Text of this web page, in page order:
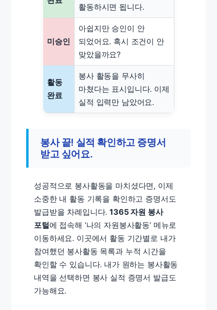
활동하시면 됩니다.
미승인
아쉽지만 승인이 안
되었어요. 혹시 조건이 안
맞았을까요?
활동
완료
봉사 활동을 무사히
마쳤다는 표시입니다. 이제
실적 입력만 남았어요.
봉사 끝! 실적 확인하고 증명서
받고 싶어요.
성공적으로 봉사활동을 마치셨다면, 이제
소중한 내 활동 기록을 확인하고 증명서도
발급받을 차례입니다.1365 자원 봉사
포털에 접속해 ‘나의 자원봉사활동’ 메뉴로
이동하세요. 이곳에서 활동 기간별로 내가
참여했던 봉사활동 목록과 누적 시간을
확인할 수 있습니다. 내가 원하는 봉사활동
내역을 선택하면 봉사 실적 증명서 발급도
가능해요.